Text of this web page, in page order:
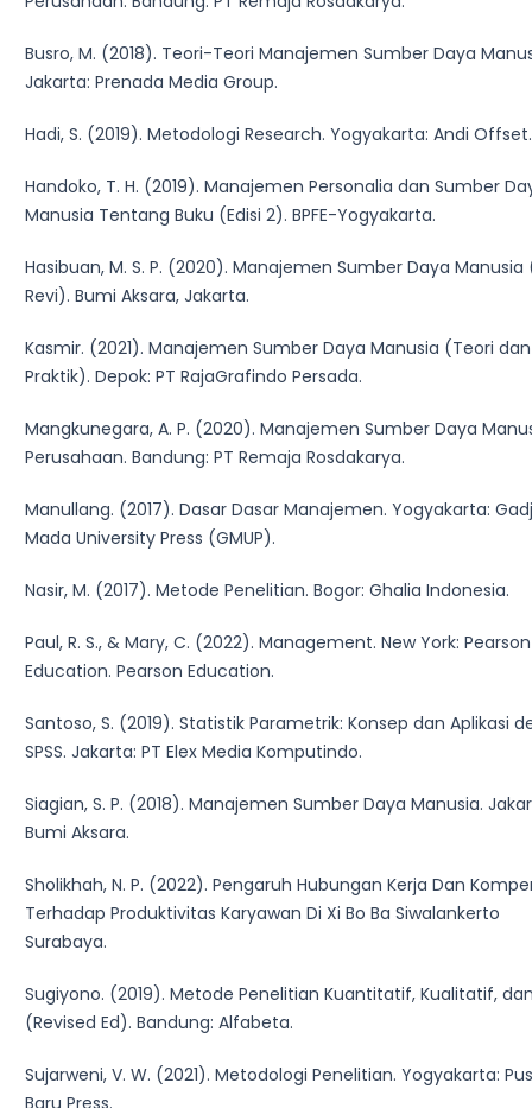
Busro, M. (2018). Teori-Teori Manajemen Sumber Daya
Jakarta: Prenada Media Group.
Hadi, S. (2019). Metodologi Research. Yogyakarta: Andi Offset.
Handoko, T. H. (2019). Manajemen Personalia dan Sumber
Manusia Tentang Buku (Edisi 2). BPFE-Yogyakarta.
Hasibuan, M. S. P. (2020). Manajemen Sumber Daya Manusia
Revi). Bumi Aksara, Jakarta.
Kasmir. (2021). Manajemen Sumber Daya Manusia (Teori dan
Praktik). Depok: PT RajaGrafindo Persada.
Mangkunegara, A. P. (2020). Manajemen Sumber Daya
Perusahaan. Bandung: PT Remaja Rosdakarya.
Manullang. (2017). Dasar Dasar Manajemen. Yogyakarta:
Mada University Press (GMUP).
Nasir, M. (2017). Metode Penelitian. Bogor: Ghalia Indonesia.
Paul, R. S., & Mary, C. (2022). Management. New York: Pearson
Education. Pearson Education.
Santoso, S. (2019). Statistik Parametrik: Konsep dan Aplikasi
SPSS. Jakarta: PT Elex Media Komputindo.
Siagian, S. P. (2018). Manajemen Sumber Daya Manusia.
Bumi Aksara.
Sholikhah, N. P. (2022). Pengaruh Hubungan Kerja Dan
Terhadap Produktivitas Karyawan Di Xi Bo Ba Siwalankerto
Surabaya.
Sugiyono. (2019). Metode Penelitian Kuantitatif, Kualitatif,
(Revised Ed). Bandung: Alfabeta.
Sujarweni, V. W. (2021). Metodologi Penelitian. Yogyakarta: